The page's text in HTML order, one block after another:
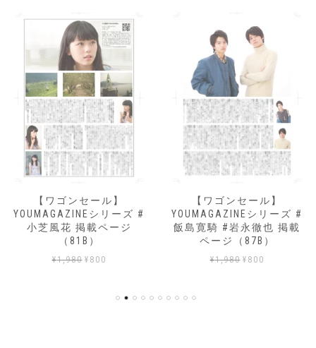
【ワゴンセール】
YOUMAGAZINEシリーズ #
小芝風花 掲載ページ
（81B）
¥1,980 元
¥ 800
【ワゴンセール】
YOUMAGAZINEシリーズ #
飯島寛騎 #岩永徹也 掲載
ページ（87B）
¥1,980 元
¥ 800